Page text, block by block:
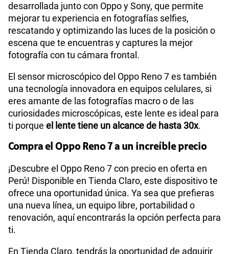
desarrollada junto con Oppo y Sony, que permite
mejorar tu experiencia en fotografías selfies,
rescatando y optimizando las luces de la posición o
escena que te encuentras y captures la mejor
fotografía con tu cámara frontal.
El sensor microscópico del Oppo Reno 7 es también
una tecnología innovadora en equipos celulares, si
eres amante de las fotografías macro o de las
curiosidades microscópicas, este lente es ideal para
ti porque el lente tiene un alcance de hasta 30x.
Compra el Oppo Reno 7 a un increíble precio
¡Descubre el Oppo Reno 7 con precio en oferta en
Perú! Disponible en Tienda Claro, este dispositivo te
ofrece una oportunidad única. Ya sea que prefieras
una nueva línea, un equipo libre, portabilidad o
renovación, aquí encontrarás la opción perfecta para
ti.
En Tienda Claro, tendrás la oportunidad de adquirir